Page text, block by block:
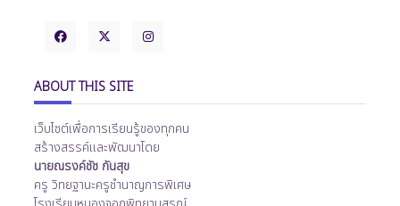
ABOUT THIS SITE
เว็บไซต์เพื่อการเรียนรู้ของทุกคน
สร้างสรรค์และพัฒนาโดย
นายณรงค์ชัช กันสุข
ครู วิทยฐานะครูชำนาญการพิเศษ